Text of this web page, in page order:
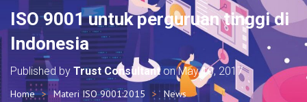
V
G
A
ISO 9001 untuk perguruan tinggi di
Indonesia
Published by Trust ConsultantonMay 10, 2017
Home Materi ISO 9001:2015
News